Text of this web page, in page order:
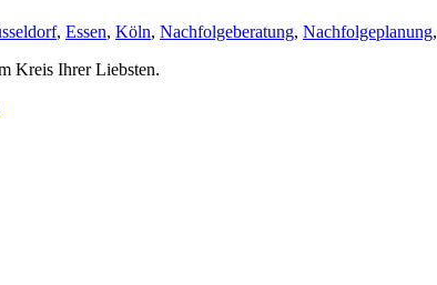
, Essen, Köln, Nachfolgeberatung, Nachfolgeplanung,
Kreis Ihrer Liebsten.